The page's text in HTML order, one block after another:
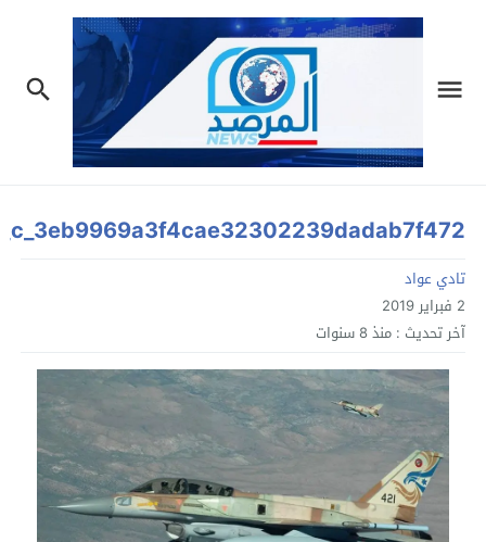
تادي عواد
2 فبراير 2019
آخر تحديث : منذ 8 سنوات